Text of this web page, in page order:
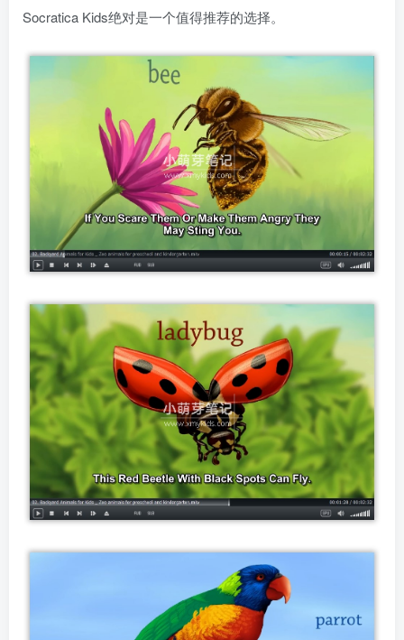
Socratica Kids绝对是一个值得推荐的选择。